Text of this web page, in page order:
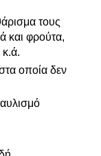
τους
και φρούτα,
κ.ά.
οποία δεν